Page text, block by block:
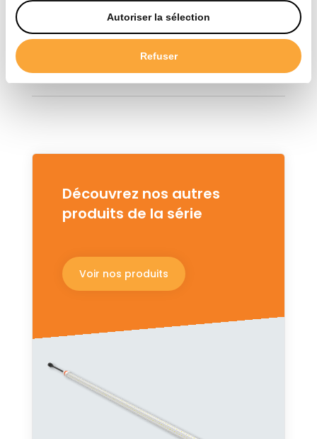
Autoriser la sélection
Refuser
Trier par type
Accessoires (12)
Découvrez nos autres
produits de la série
Voir nos produits